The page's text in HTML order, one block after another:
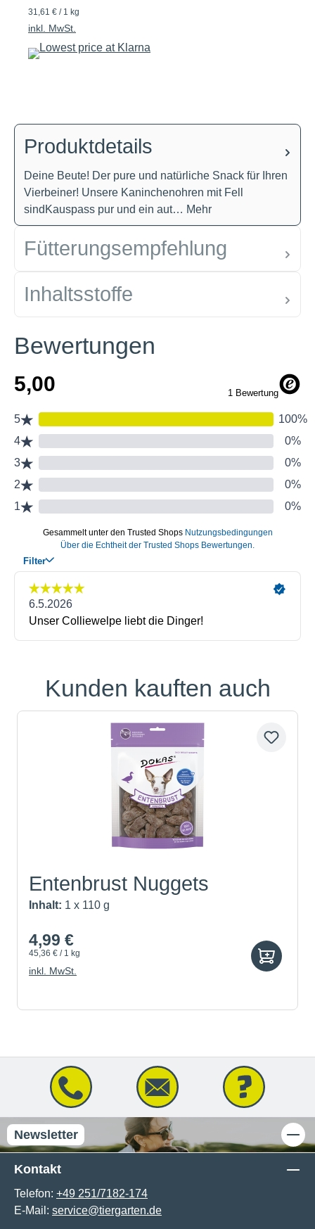
31,61 € / 1 kg
inkl. MwSt.
Produktdetails
Deine Beute! Der pure und natürliche Snack für Ihren
Vierbeiner! Unsere Kaninchenohren mit Fell
sindKauspass pur und ein aut… Mehr
Fütterungsempfehlung
Inhaltsstoffe
Bewertungen
Produktgalerie überspringen
Kunden kauften auch
Entenbrust Nuggets
Inhalt: 1 x 110 g
4,99 €
45,36 € / 1 kg
inkl. MwSt.
Newsletter
Kontakt
Telefon: +49 251/7182-174
E-Mail: service@tiergarten.de